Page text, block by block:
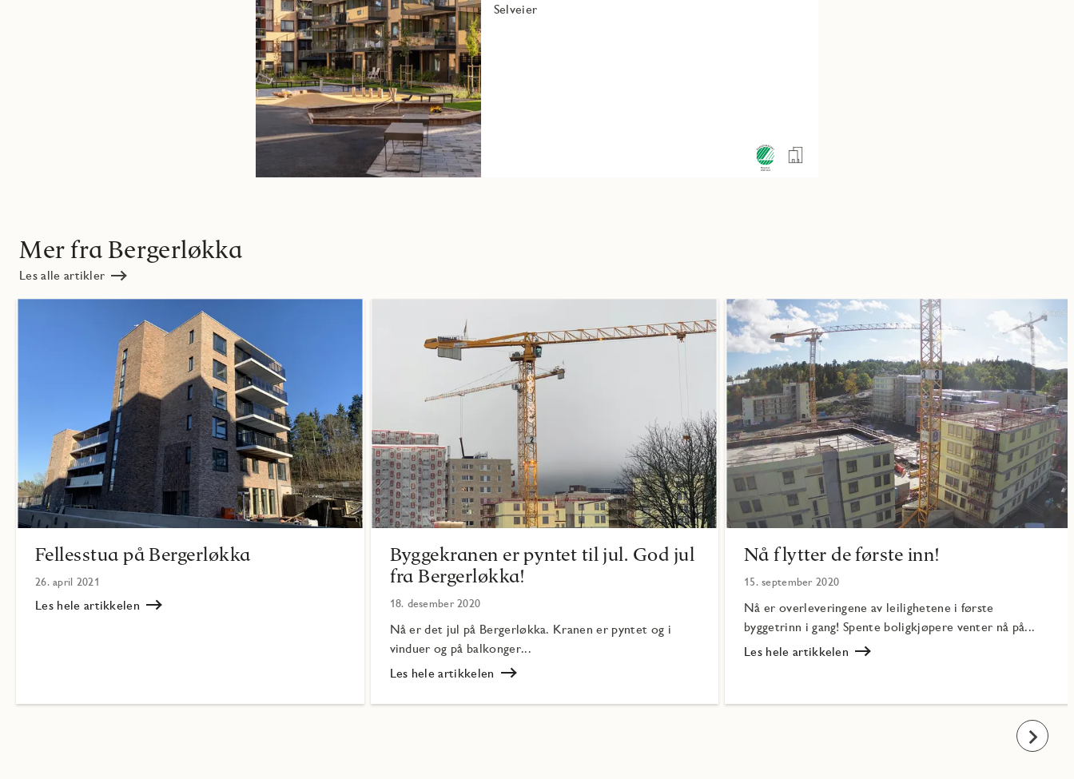
Selveier
Mer fra Bergerløkka
Les alle artikler
Fellesstua på Bergerløkka
26. april 2021
Les hele artikkelen
Byggekranen er pyntet til jul. God jul
fra Bergerløkka!
18. desember 2020
Nå er det jul på Bergerløkka. Kranen er pyntet og i
vinduer og på balkonger...
Les hele artikkelen
Byggekranen
Nå flytter de første inn!
15. september 2020
Nå er overleveringene av leilighetene i første
byggetrinn i gang! Spente boligkjøpere venter nå på...
Les hele artikkelen
Fremover